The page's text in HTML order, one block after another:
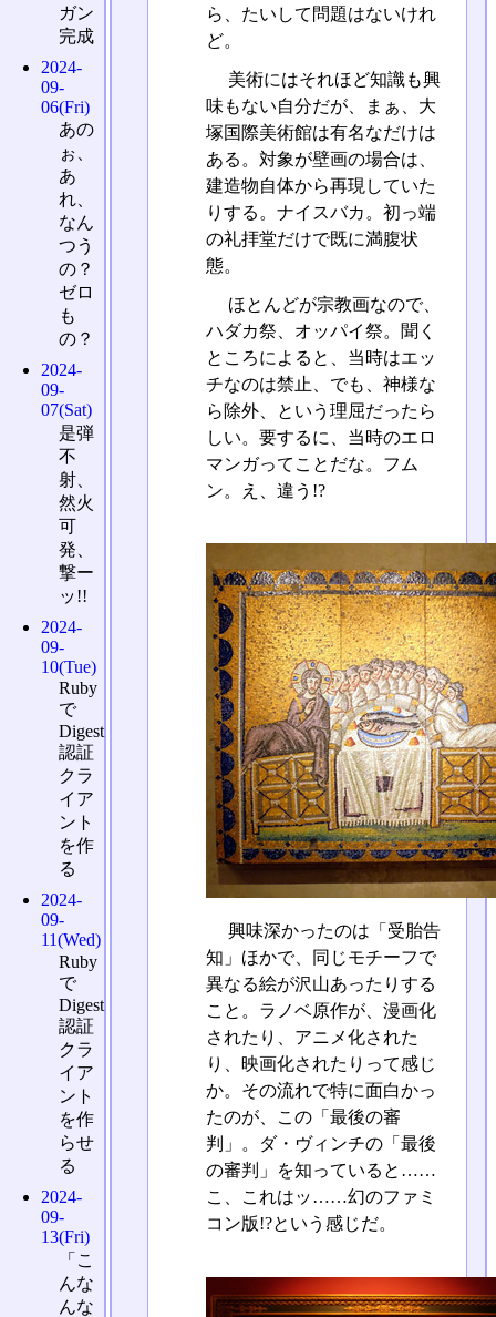
ら、たいして問題はないけれ
ど。
美術にはそれほど知識も興
味もない自分だが、まぁ、大
塚国際美術館は有名なだけは
ある。対象が壁画の場合は、
建造物自体から再現していた
りする。ナイスバカ。初っ端
の礼拝堂だけで既に満腹状
態。
ほとんどが宗教画なので、
ハダカ祭、オッパイ祭。聞く
ところによると、当時はエッ
チなのは禁止、でも、神様な
ら除外、という理屈だったら
しい。要するに、当時のエロ
マンガってことだな。フム
ン。え、違う!?
興味深かったのは「受胎告
知」ほかで、同じモチーフで
異なる絵が沢山あったりする
こと。ラノベ原作が、漫画化
されたり、アニメ化された
り、映画化されたりって感じ
か。その流れで特に面白かっ
たのが、この「最後の審
判」。ダ・ヴィンチの「最後
の審判」を知っていると……
こ、これはッ……幻のファミ
コン版!?という感じだ。
ガン
完成
2024-
09-
06(Fri)
あの
ぉ、
あ
れ、
なん
つう
の？
ゼロ
も
の？
2024-
09-
07(Sat)
是弾
不
射、
然火
可
発、
撃ー
ッ!!
2024-
09-
10(Tue)
Ruby
で
Digest
認証
クラ
イア
ント
を作
る
2024-
09-
11(Wed)
Ruby
で
Digest
認証
クラ
イア
ント
を作
らせ
る
2024-
09-
13(Fri)
「こ
んな
んな